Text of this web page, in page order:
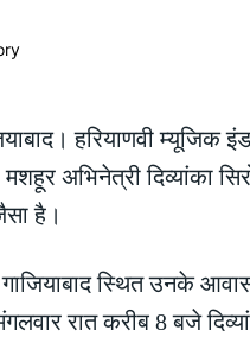
हरियाणवी
अभिनेत्री दिव्यांका
है।
गाजियाबाद स्थित उनके
रात करीब 8 बजे